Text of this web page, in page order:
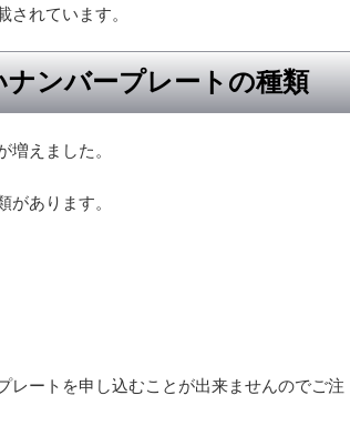
れています。
ンバープレートの種類
えました。
あります。
レートを申し込むことが出来ませんのでご注